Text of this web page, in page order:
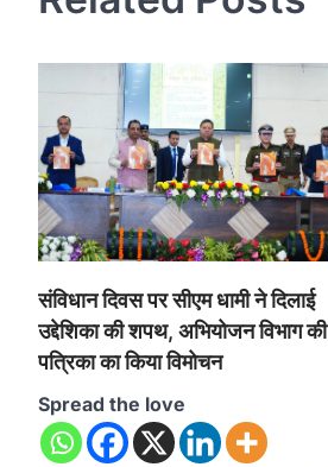
संविधान दिवस पर सीएम धामी ने दिलाई
उद्देशिका की शपथ, अभियोजन विभाग की
पत्रिका का किया विमोचन
Spread the love